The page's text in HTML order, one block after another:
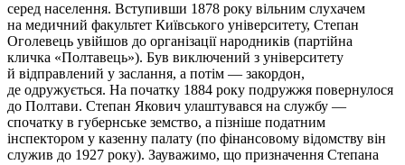
серед населення. Вступивши 1878 року вільним слухачем
на медичний факультет Київського університету, Степан
Оголевець увійшов до організації народників (партійна
кличка «Полтавець»). Був виключений з університету
й відправлений у заслання, а потім — закордон,
де одружується. На початку 1884 року подружжя повернулося
до Полтави. Степан Якович улаштувався на службу —
спочатку в губернське земство, а пізніше податним
інспектором у казенну палату (по фінансовому відомству він
служив до 1927 року). Зауважимо, що призначення Степана